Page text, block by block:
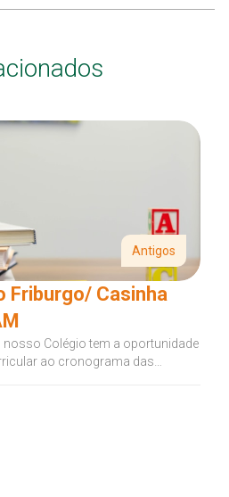
Antigos
Friburgo/ Casinha
nosso Colégio tem a oportunidade
ao cronograma das